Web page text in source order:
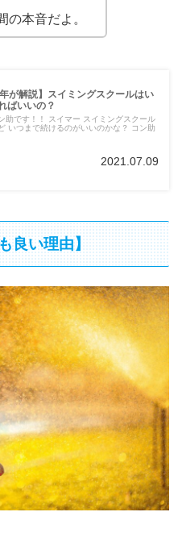
の本音だよ。
年が解説】スイミングスクールはい
ばいいの？
助です！！ スイマー スイミングスクール
いつまで続けるのがいいのかな？ コン助
2021.07.09
良い理由】